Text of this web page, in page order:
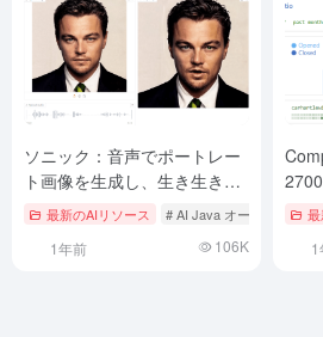
ソニック：音声でポートレー
ト画像を生成し、生き生きと
した表情のデジタルデモ映像
を制作
最新のAIリソース # AI Java オープンソース
1年前 106K
ン
ー